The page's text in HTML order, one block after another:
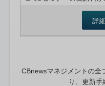
詳
CBnewsマネジメントの全
り、更新手